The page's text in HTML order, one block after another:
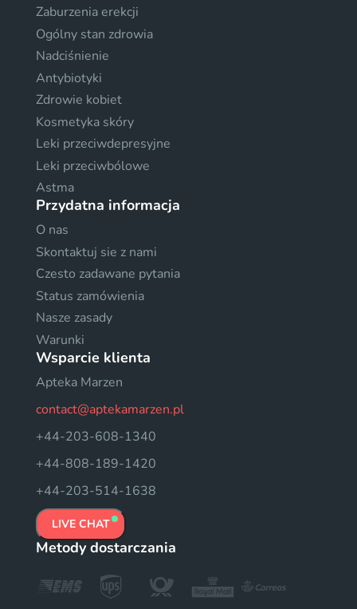
Zaburzenia erekcji
Ogólny stan zdrowia
Nadciśnienie
Antybiotyki
Zdrowie kobiet
Kosmetyka skóry
Leki przeciwdepresyjne
Leki przeciwbólowe
Astma
Przydatna informacja
O nas
Skontaktuj sie z nami
Czesto zadawane pytania
Status zamówienia
Nasze zasady
Warunki
Wsparcie klienta
Apteka Marzen
contact@aptekamarzen.pl
+44-203-608-1340
+44-808-189-1420
+44-203-514-1638
LIVE CHAT
Metody dostarczania